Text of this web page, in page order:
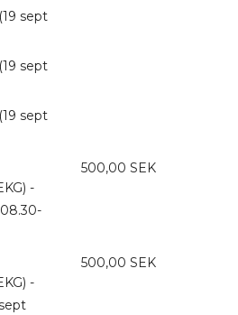
sept
sept
sept
-
500,00 SEK
-
500,00 SEK